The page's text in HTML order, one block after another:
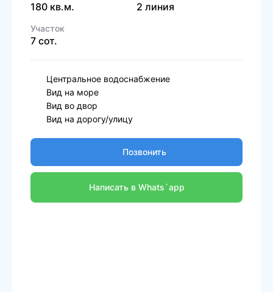
180 кв.м. 2 линия
Участок
7 сот.
Центральное водоснабжение
Вид на море
Вид во двор
Вид на дорогу/улицу
Позвонить
Написать в Whats`app